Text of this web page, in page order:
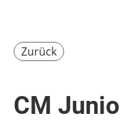
Zurück
CM